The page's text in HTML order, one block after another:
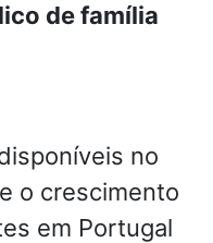
de família
no
o crescimento
em Portugal